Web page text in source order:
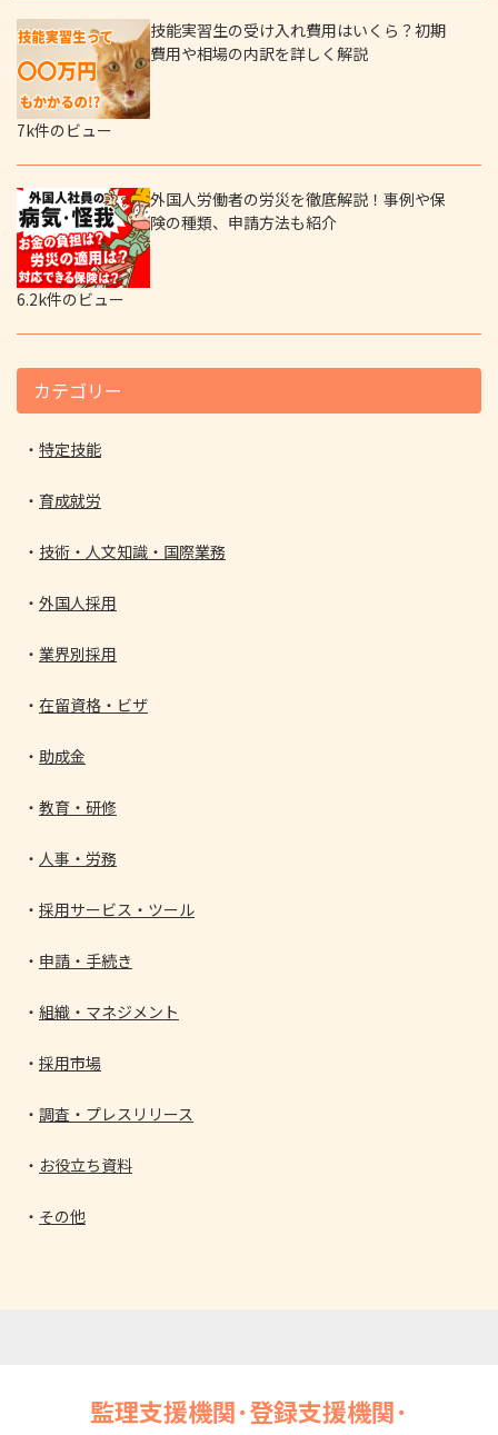
技能実習生の受け入れ費用はいくら？初期
費用や相場の内訳を詳しく解説
7k件のビュー
外国人労働者の労災を徹底解説！事例や保
険の種類、申請方法も紹介
6.2k件のビュー
カテゴリー
特定技能
育成就労
技術・人文知識・国際業務
外国人採用
業界別採用
在留資格・ビザ
助成金
教育・研修
人事・労務
採用サービス・ツール
申請・手続き
組織・マネジメント
採用市場
調査・プレスリリース
お役立ち資料
その他
監理支援機関･登録支援機関･